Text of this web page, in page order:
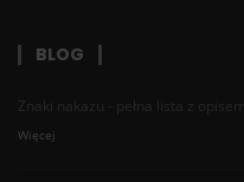
BLOG
Znaki nakazu - pełna lista z
Więcej